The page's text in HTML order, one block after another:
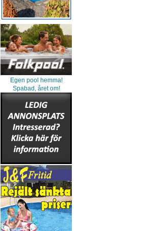
Egen pool hemma!
Spabad, året om!